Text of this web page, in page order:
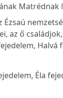
Matrédnak
Ézsaú
az ő
Halvá
Éla